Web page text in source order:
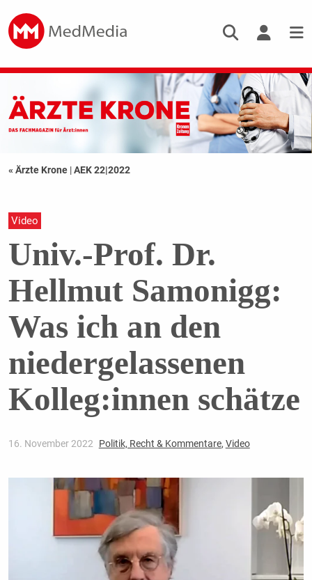
« Ärzte Krone |AEK 22|2022
Video
Univ.-Prof. Dr.
Hellmut Samonigg:
Was ich an den
niedergelassenen
Kolleg:innen schätze
16. November 2022 Politik, Recht & Kommentare, Video